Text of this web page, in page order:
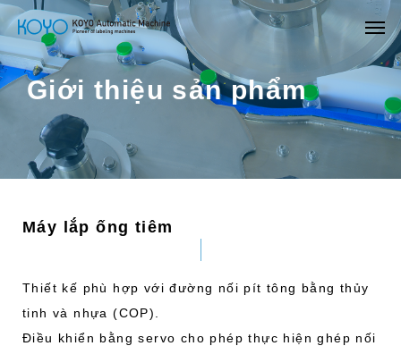
Giới thiệu sản phẩm
Máy lắp ống tiêm
Thiết kế phù hợp với đường nối pít tông bằng thủy
tinh và nhựa (COP).
Điều khiển bằng servo cho phép thực hiện ghép nối